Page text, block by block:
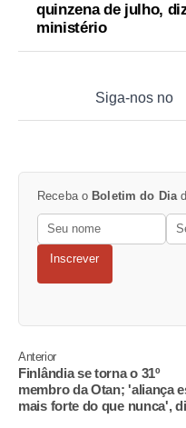
quinzena de julho,
ministério
Siga-nos no
Receba o Boletim do Dia
Inscrever
Anterior
Finlândia se torna o 31º
membro da Otan; 'aliança
mais forte do que nunca',